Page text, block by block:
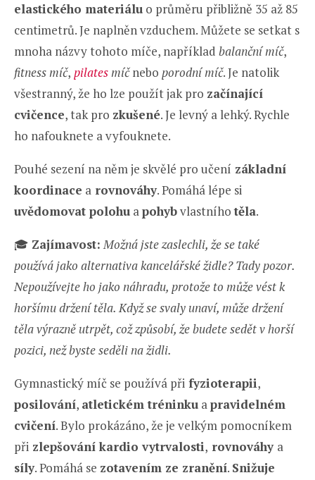
elastického materiálu o průměru přibližně 35 až 85
centimetrů. Je naplněn vzduchem. Můžete se setkat s
mnoha názvy tohoto míče, například balanční míč,
fitness míč, pilatesmíčnebo porodní míč. Je natolik
všestranný, že ho lze použít jak pro začínající
cvičence, tak pro zkušené. Je levný a lehký. Rychle
ho nafouknete a vyfouknete.
Pouhé sezení na něm je skvělé pro učení základní
koordinace a rovnováhy. Pomáhá lépe si
uvědomovat polohu apohybvlastníhotěla.
🎓 Zajímavost: Možná jste zaslechli, že se také
používá jako alternativa kancelářské židle? Tady pozor.
Nepoužívejte ho jako náhradu, protože to může vést k
horšímu držení těla. Když se svaly unaví, může držení
těla výrazně utrpět, což způsobí, že budete sedět v horší
pozici, než byste seděli na židli.
Gymnastický míč se používá při fyzioterapii,
posilování, atletickém tréninku apravidelném
cvičení. Bylo prokázáno, že je velkým pomocníkem
při zlepšování kardio vytrvalosti, rovnováhy a
síly. Pomáhá se zotavením ze zranění. Snižuje